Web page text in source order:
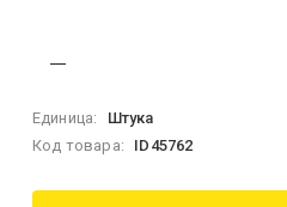
Единица:
Штука
Код товара:
ID45762